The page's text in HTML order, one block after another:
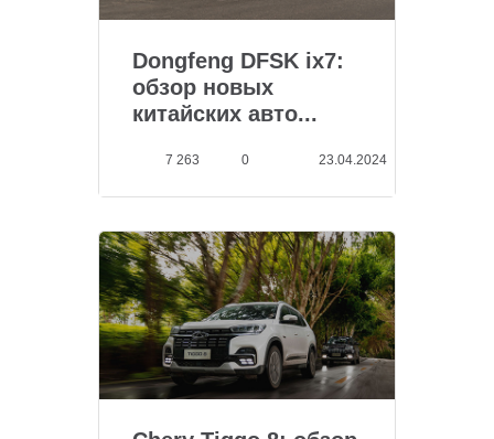
Dongfeng DFSK ix7:
обзор новых
китайских авто...
7 263 0 23.04.2024